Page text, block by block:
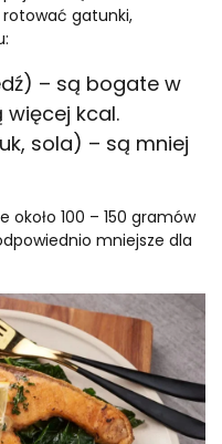
gatunki,
– są bogate w
kcal.
sola) – są mniej
100 – 150 gramów
mniejsze dla